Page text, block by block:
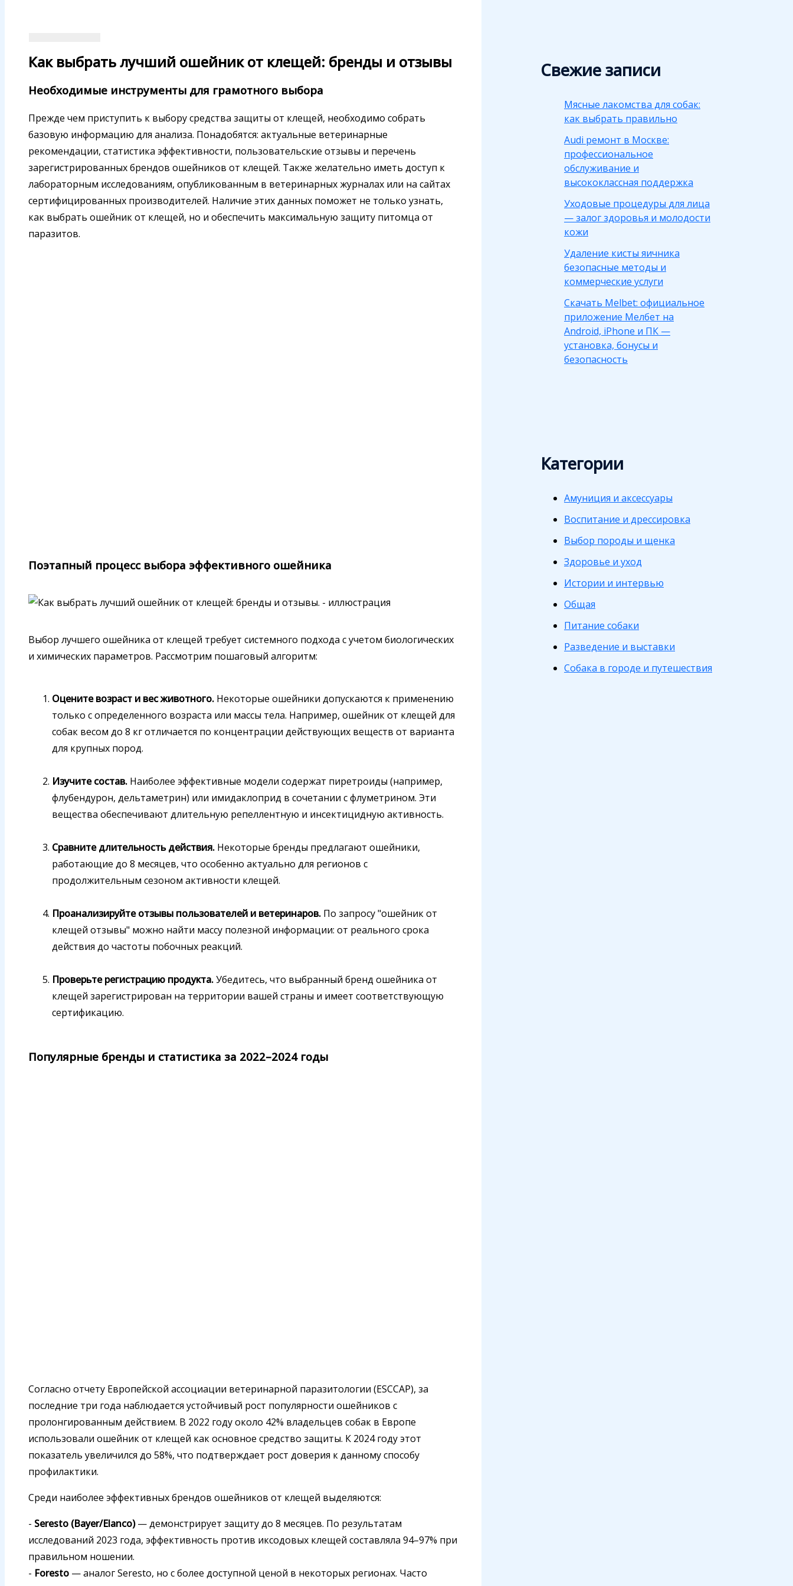
Как выбрать лучший ошейник от клещей: бренды и отзывы
Необходимые инструменты для грамотного выбора
Прежде чем приступить к выбору средства защиты от клещей, необходимо собрать
базовую информацию для анализа. Понадобятся: актуальные ветеринарные
рекомендации, статистика эффективности, пользовательские отзывы и перечень
зарегистрированных брендов ошейников от клещей. Также желательно иметь доступ к
лабораторным исследованиям, опубликованным в ветеринарных журналах или на сайтах
сертифицированных производителей. Наличие этих данных поможет не только узнать,
как выбрать ошейник от клещей, но и обеспечить максимальную защиту питомца от
паразитов.
Поэтапный процесс выбора эффективного ошейника
Выбор лучшего ошейника от клещей требует системного подхода с учетом биологических
и химических параметров. Рассмотрим пошаговый алгоритм:
Оцените возраст и вес животного. Некоторые ошейники допускаются к применению
только с определенного возраста или массы тела. Например, ошейник от клещей для
собак весом до 8 кг отличается по концентрации действующих веществ от варианта
для крупных пород.
Изучите состав. Наиболее эффективные модели содержат пиретроиды (например,
флубендурон, дельтаметрин) или имидаклоприд в сочетании с флуметрином. Эти
вещества обеспечивают длительную репеллентную и инсектицидную активность.
Сравните длительность действия. Некоторые бренды предлагают ошейники,
работающие до 8 месяцев, что особенно актуально для регионов с
продолжительным сезоном активности клещей.
Проанализируйте отзывы пользователей и ветеринаров. По запросу "ошейник от
клещей отзывы" можно найти массу полезной информации: от реального срока
действия до частоты побочных реакций.
Проверьте регистрацию продукта.Убедитесь, что выбранный бренд ошейника от
клещей зарегистрирован на территории вашей страны и имеет соответствующую
сертификацию.
Популярные бренды и статистика за 2022–2024 годы
Согласно отчету Европейской ассоциации ветеринарной паразитологии (ESCCAP), за
последние три года наблюдается устойчивый рост популярности ошейников с
пролонгированным действием. В 2022 году около 42% владельцев собак в Европе
использовали ошейник от клещей как основное средство защиты. К 2024 году этот
показатель увеличился до 58%, что подтверждает рост доверия к данному способу
профилактики.
Среди наиболее эффективных брендов ошейников от клещей выделяются:
- Seresto (Bayer/Elanco)— демонстрирует защиту до 8 месяцев. По результатам
исследований 2023 года, эффективность против иксодовых клещей составляла 94–97% при
правильном ношении.
- Foresto — аналог Seresto, но с более доступной ценой в некоторых регионах. Часто
Свежие записи
Мясные лакомства для собак:
как выбрать правильно
Audi ремонт в Москве:
профессиональное
обслуживание и
высококлассная поддержка
Уходовые процедуры для лица
— залог здоровья и молодости
кожи
Удаление кисты яичника
безопасные методы и
коммерческие услуги
Скачать Melbet: официальное
приложение Мелбет на
Android, iPhone и ПК —
установка, бонусы и
безопасность
Категории
Амуниция и аксессуары
Воспитание и дрессировка
Выбор породы и щенка
Здоровье и уход
Истории и интервью
Общая
Питание собаки
Разведение и выставки
Собака в городе и путешествия